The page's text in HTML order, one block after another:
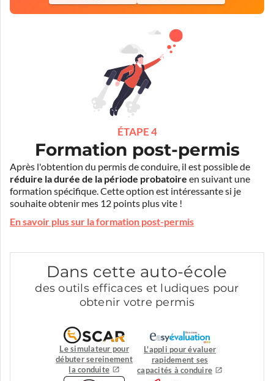
ÉTAPE 4
Formation post-permis
Après l'obtention du permis de conduire, il est possible de
réduire la durée de la période probatoire en suivant une
formation spécifique. Cette option est intéressante si je
souhaite obtenir mes 12 points plus vite !
En savoir plus sur la formation post-permis
Dans cette auto-école
des outils efficaces et ludiques pour
obtenir votre permis
Le simulateur pour
débuter sereinement
la conduite
L'appli pour évaluer
rapidement ses
capacités à conduire